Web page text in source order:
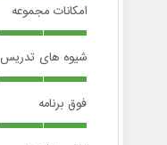
امکانات مجموعه
شیوه های تدریس
فوق برنامه